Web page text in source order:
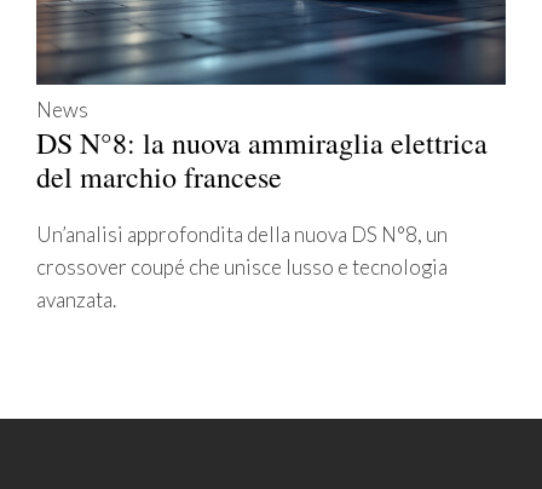
News
DS N°8: la nuova ammiraglia elettrica
del marchio francese
Un’analisi approfondita della nuova DS N°8, un
crossover coupé che unisce lusso e tecnologia
avanzata.